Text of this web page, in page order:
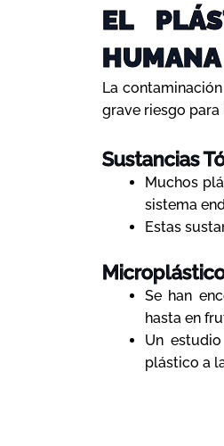
EL
HUMANA
La
grave riesgo
Sustancias
Muchos
sistema
Estas
Se han
hasta en
Un
plástico a